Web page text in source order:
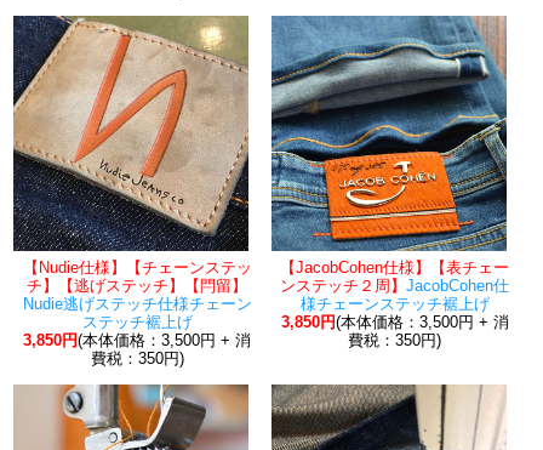
【Nudie仕様】【チェーンステッ
チ】【逃げステッチ】【閂留】
Nudie逃げステッチ仕様チェーン
ステッチ裾上げ
3,850円(本体価格：3,500円 + 消
費税：350円)
【JacobCohen仕様】【表チェー
ンステッチ２周】JacobCohen仕
様チェーンステッチ裾上げ
3,850円(本体価格：3,500円 + 消
費税：350円)